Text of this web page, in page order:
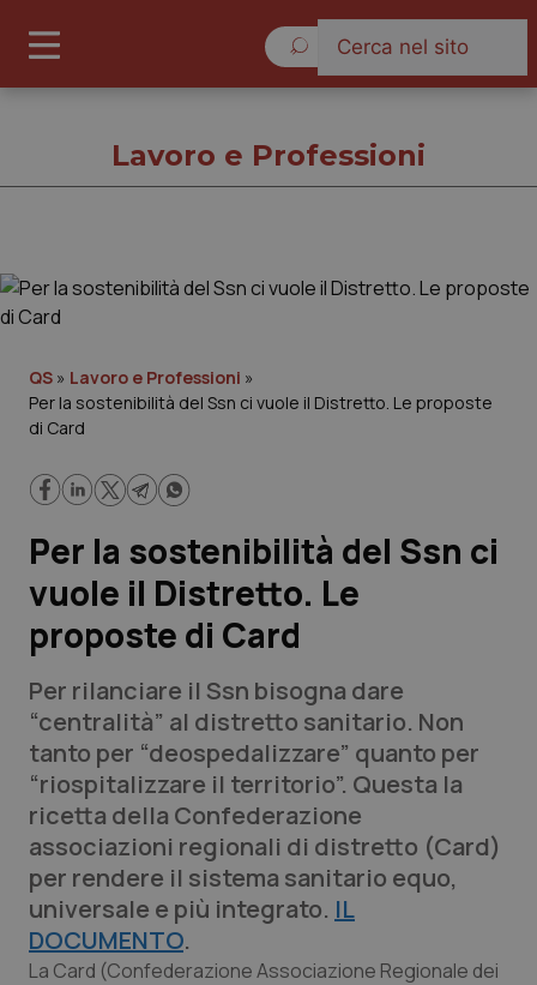
Governo e Parlamento
Regioni e Asl
Lavoro e Professioni
Scienza e Farmaci
Studi e Analisi
Lettere al direttore
Edizioni Regionali
QS Pro
Professionisti Sanitari.AI
Abruzzo
QS Pro Gold
Lavoro e Professioni
QS » Lavoro e Professioni »
Per la sostenibilità del Ssn ci vuole il Distretto. Le proposte
di Card
Per la sostenibilità del Ssn ci
vuole il Distretto. Le
proposte di Card
Per rilanciare il Ssn bisogna dare
“centralità” al distretto sanitario. Non
tanto per “deospedalizzare” quanto per
“riospitalizzare il territorio”. Questa la
ricetta della Confederazione
associazioni regionali di distretto (Card)
per rendere il sistema sanitario equo,
universale e più integrato. IL
DOCUMENTO.
La Card (Confederazione Associazione Regionale dei